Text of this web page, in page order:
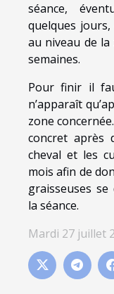
séance,
quelques
au niveau de
semaines.
Pour finir il
n’apparaît
zone
concret après
cheval et les
mois afin de
graisseuses
la séance.
Mardi 27 juillet